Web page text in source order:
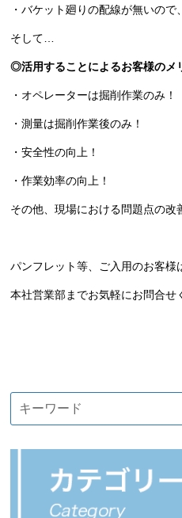
・バケット廻りの配線が無いので
そして…
◎活用することによるお客様のメ
・オペレーターは掘削作業のみ！
・測量は掘削作業後のみ！
・安全性の向上！
・作業効率の向上！
その他、現場における問題点の改
パンフレット等、ご入用のお客様
本社営業部までお気軽にお問合せ